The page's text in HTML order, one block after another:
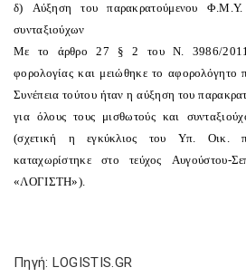
δ) Aύξηση του παρακρατούμενου
συνταξιούχων
Mε το άρθρο 27 § 2 του N. 3986/2011
φορολογίας και μειώθηκε το
Συνέπεια τούτου ήταν η αύξηση του
για όλους τους μισθωτούς και
(σχετική η εγκύκλιος του Yπ. Oικ.
καταχωρίστηκε στο τεύχος Aυγούστου-
«ΛOΓIΣTH»).
Πηγή: LOGISTIS.GR